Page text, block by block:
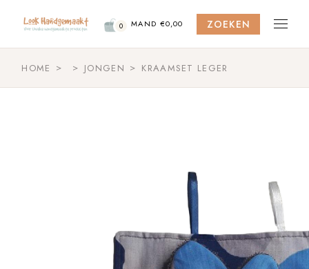
content
0 MAND €0,00 ZOEKEN
HOME JONGEN KRAAMSET LEGER